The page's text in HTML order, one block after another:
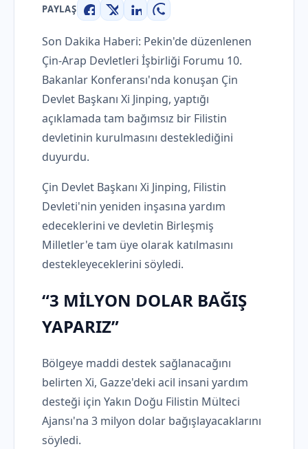
PAYLAŞ
Facebook
X LinkedInWhatsApp
Son Dakika Haberi: Pekin'de düzenlenen
Çin-Arap Devletleri İşbirliği Forumu 10.
Bakanlar Konferansı'nda konuşan Çin
Devlet Başkanı Xi Jinping, yaptığı
açıklamada tam bağımsız bir Filistin
devletinin kurulmasını desteklediğini
duyurdu.
Çin Devlet Başkanı Xi Jinping, Filistin
Devleti'nin yeniden inşasına yardım
edeceklerini ve devletin Birleşmiş
Milletler'e tam üye olarak katılmasını
destekleyeceklerini söyledi.
“3 MİLYON DOLAR BAĞIŞ
YAPARIZ”
Bölgeye maddi destek sağlanacağını
belirten Xi, Gazze'deki acil insani yardım
desteği için Yakın Doğu Filistin Mülteci
Ajansı'na 3 milyon dolar bağışlayacaklarını
söyledi.